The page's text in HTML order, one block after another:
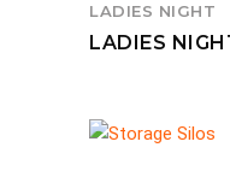
LADIES NIGHT
LADIES